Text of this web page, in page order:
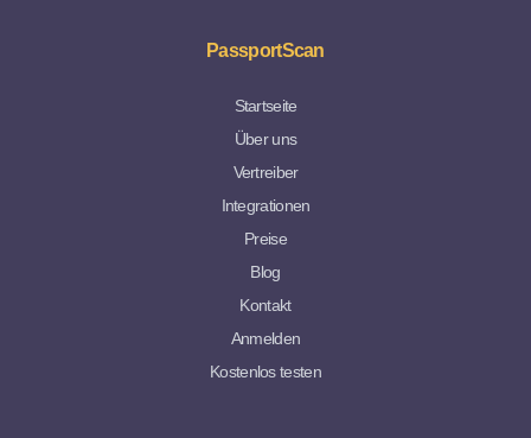
PassportScan
Startseite
Über uns
Vertreiber
Integrationen
Preise
Blog
Kontakt
Anmelden
Kostenlos testen